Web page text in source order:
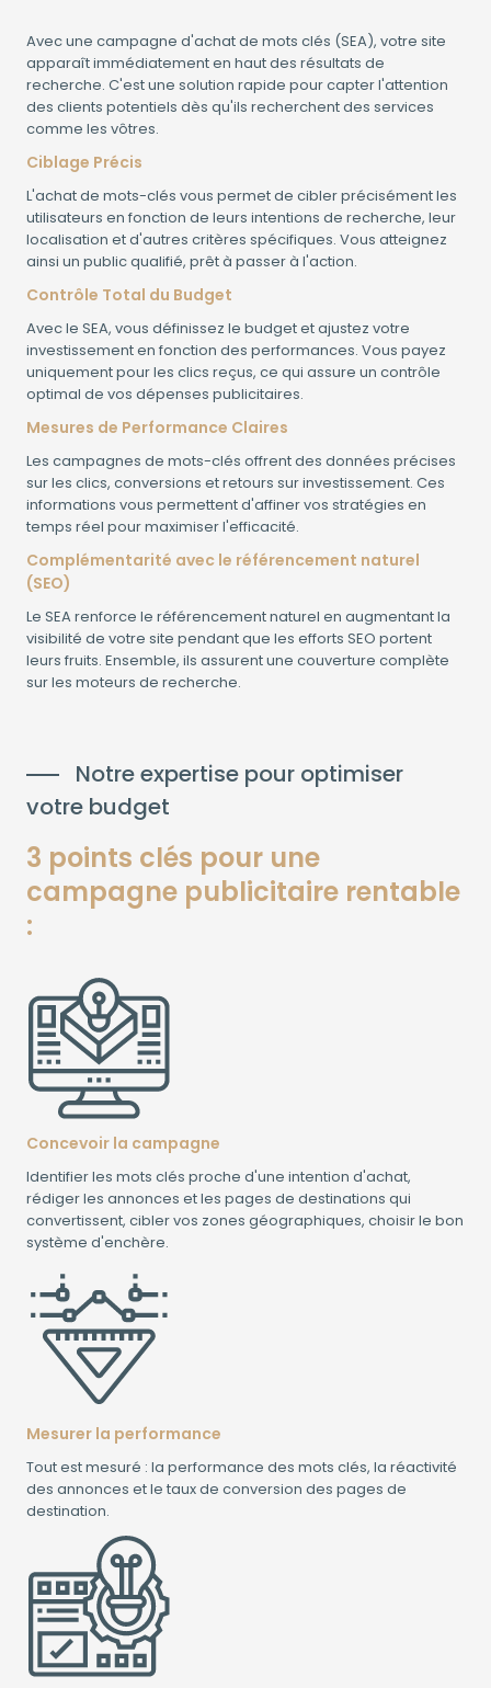
Avec une campagne d'achat de mots clés (SEA), votre site
apparaît immédiatement en haut des résultats de
recherche. C'est une solution rapide pour capter l'attention
des clients potentiels dès qu'ils recherchent des services
comme les vôtres.
Ciblage Précis
L'achat de mots-clés vous permet de cibler précisément les
utilisateurs en fonction de leurs intentions de recherche, leur
localisation et d'autres critères spécifiques. Vous atteignez
ainsi un public qualifié, prêt à passer à l'action.
Contrôle Total du Budget
Avec le SEA, vous définissez le budget et ajustez votre
investissement en fonction des performances. Vous payez
uniquement pour les clics reçus, ce qui assure un contrôle
optimal de vos dépenses publicitaires.
Mesures de Performance Claires
Les campagnes de mots-clés offrent des données précises
sur les clics, conversions et retours sur investissement. Ces
informations vous permettent d'affiner vos stratégies en
temps réel pour maximiser l'efficacité.
Complémentarité avec le référencement naturel
(SEO)
Le SEA renforce le référencement naturel en augmentant la
visibilité de votre site pendant que les efforts SEO portent
leurs fruits. Ensemble, ils assurent une couverture complète
sur les moteurs de recherche.
Notre expertise pour optimiser
votre budget
3 points clés pour une
campagne publicitaire rentable
:
Concevoir la campagne
Identifier les mots clés proche d'une intention d'achat,
rédiger les annonces et les pages de destinations qui
convertissent, cibler vos zones géographiques, choisir le bon
système d'enchère.
Mesurer la performance
Tout est mesuré : la performance des mots clés, la réactivité
des annonces et le taux de conversion des pages de
destination.